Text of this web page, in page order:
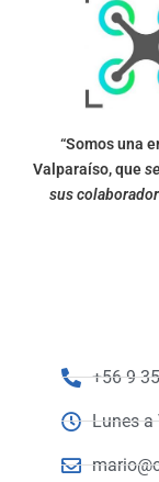
“Somos una
Valparaíso, que
sus
+56 9
Lunes a